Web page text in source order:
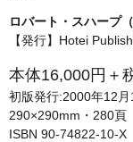
ロバート・スハープ
【発行】Hotei
本体16,000円＋
初版発行:2000年12月
290×290mm・280頁
ISBN 90-74822-10-X